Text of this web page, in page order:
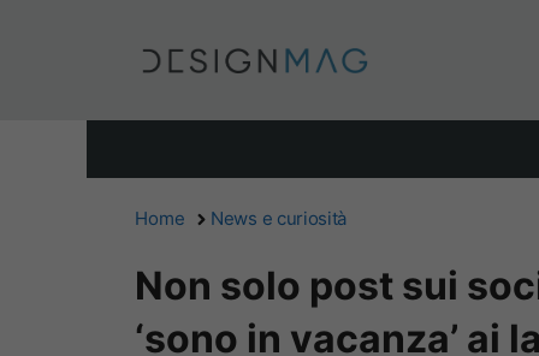
Home News e curiosità
Non solo post sui
‘sono in vacanza’ ai